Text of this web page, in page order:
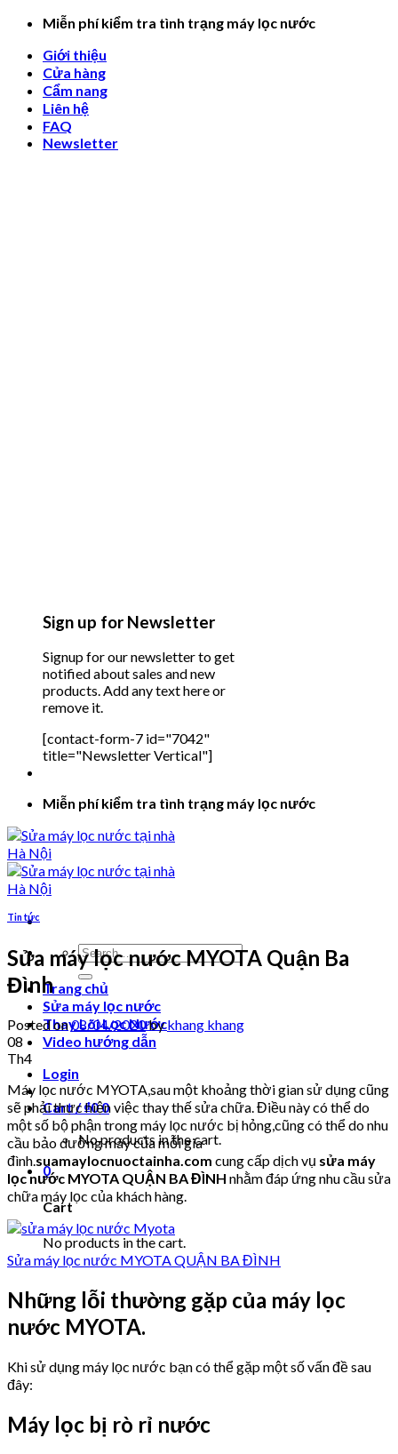
Skip
content
Miễn phí kiểm tra tình trạng máy lọc nước
Giới thiệu
Cửa hàng
Cẩm nang
Liên hệ
FAQ
Newsletter
Sign up for Newsletter
Signup for our newsletter to get
notified about sales and new
products. Add any text here or
remove it.
[contact-form-7 id="7042"
title="Newsletter Vertical"]
Miễn phí kiểm tra tình trạng máy lọc nước
Search
for:
Trang chủ
Sửa máy lọc nước
Thay Lõi Lọc Nước
Video hướng dẫn
Login
Cart /₫00
No products in the cart.
0
Cart
No products in the cart.
Tin tức
Sửa máy lọc nước MYOTA Quận Ba
Đình
Posted on08/04/2020bykhang khang
08
Th4
Máy lọc nước MYOTA,sau một khoảng thời gian sử dụng cũng
sẽ phải thực hiện việc thay thế sửa chữa. Điều này có thể do
một số bộ phận trong máy lọc nước bị hỏng,cũng có thể do nhu
cầu bảo dưỡng máy của mỗi gia
đình.suamaylocnuoctainha.com cung cấp dịch vụ sửa máy
lọc nước MYOTA QUẬN BA ĐÌNH nhằm đáp ứng nhu cầu sửa
chữa máy lọc của khách hàng.
Sửa máy lọc nước MYOTA QUẬN BA ĐÌNH
Những lỗi thường gặp của máy lọc
nước MYOTA.
Khi sử dụng máy lọc nước bạn có thể gặp một số vấn đề sau
đây:
Máy lọc bị rò rỉ nước